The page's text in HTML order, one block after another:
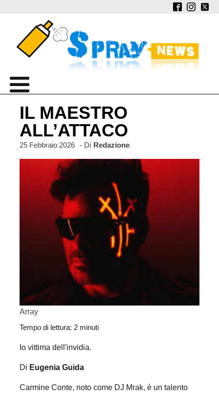
IL MAESTRO
ALL’ATTACO
25 Febbraio 2026 - Di Redazione
Array
Tempo di lettura: 2 minuti
Io vittima dell'invidia.
Di Eugenia Guida
Carmine Conte, noto come DJ Mrak, è un talento